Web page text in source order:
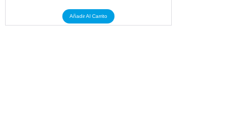
Añadir Al Carrito